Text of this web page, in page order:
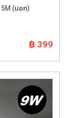
5M (มอก)
฿ 399